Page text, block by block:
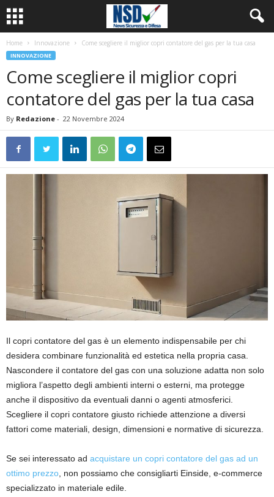
Home Innovazione Come scegliere il miglior copri contatore del gas per la tua casa
INNOVAZIONE
Come scegliere il miglior copri
contatore del gas per la tua casa
By Redazione - 22 Novembre 2024
Il copri contatore del gas è un elemento indispensabile per chi
desidera combinare funzionalità ed estetica nella propria casa.
Nascondere il contatore del gas con una soluzione adatta non solo
migliora l’aspetto degli ambienti interni o esterni, ma protegge
anche il dispositivo da eventuali danni o agenti atmosferici.
Scegliere il copri contatore giusto richiede attenzione a diversi
fattori come materiali, design, dimensioni e normative di sicurezza.
Se sei interessato ad acquistare un copri contatore del gas ad un
ottimo prezzo, non possiamo che consigliarti Einside, e-commerce
specializzato in materiale edile.